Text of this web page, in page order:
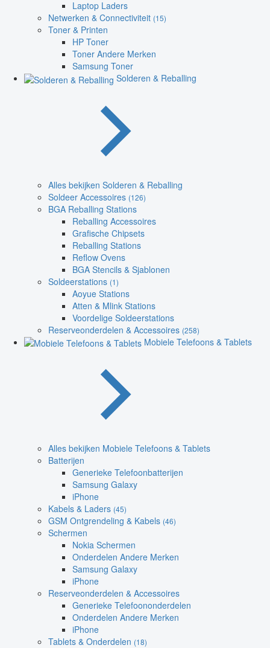
Laptop Laders
Netwerken & Connectiviteit (15)
Toner & Printen
HP Toner
Toner Andere Merken
Samsung Toner
Solderen & Reballing
Alles bekijken Solderen & Reballing
Soldeer Accessoires (126)
BGA Reballing Stations
Reballing Accessoires
Grafische Chipsets
Reballing Stations
Reflow Ovens
BGA Stencils & Sjablonen
Soldeerstations (1)
Aoyue Stations
Atten & Mlink Stations
Voordelige Soldeerstations
Reserveonderdelen & Accessoires (258)
Mobiele Telefoons & Tablets
Alles bekijken Mobiele Telefoons & Tablets
Batterijen
Generieke Telefoonbatterijen
Samsung Galaxy
iPhone
Kabels & Laders (45)
GSM Ontgrendeling & Kabels (46)
Schermen
Nokia Schermen
Onderdelen Andere Merken
Samsung Galaxy
iPhone
Reserveonderdelen & Accessoires
Generieke Telefoononderdelen
Onderdelen Andere Merken
iPhone
Tablets & Onderdelen (18)